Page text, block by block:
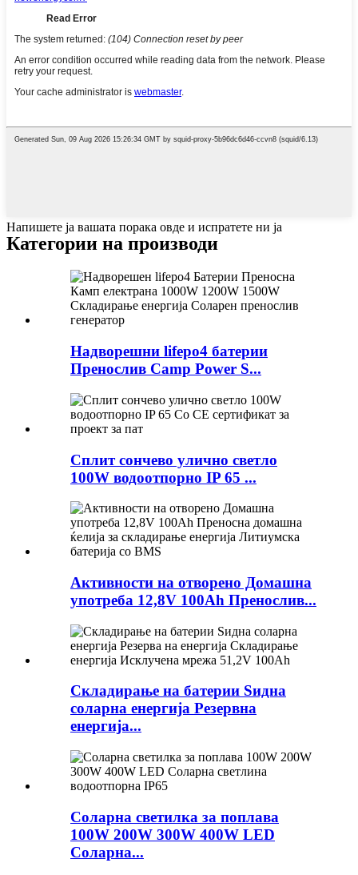
Напишете ја вашата порака овде и испратете ни ја
Категории на производи
Надворешни lifepo4 батерии
Пренослив Camp Power S...
Сплит сончево улично светло
100W водоотпорно IP 65 ...
Активности на отворено Домашна
употреба 12,8V 100Ah Пренослив...
Складирање на батерии Ѕидна
соларна енергија Резервна
енергија...
Соларна светилка за поплава
100W 200W 300W 400W LED
Соларна...